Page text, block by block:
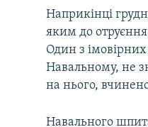
Наприкінці
яким до
Один з
Навальному, не
на нього,
Навального